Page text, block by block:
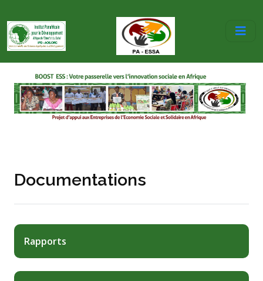
Documentations
Rapports